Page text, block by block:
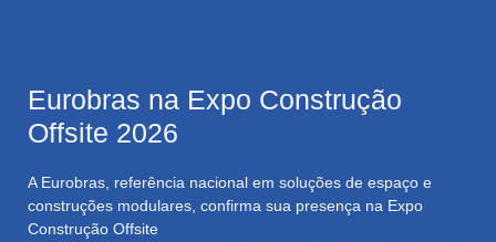
Eurobras na Expo Construção
Offsite 2026
A Eurobras, referência nacional em soluções de espaço e
construções modulares, confirma sua presença na Expo
Construção Offsite